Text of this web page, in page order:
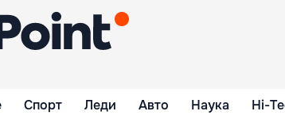
Спорт Леди Авто Наука Hi-